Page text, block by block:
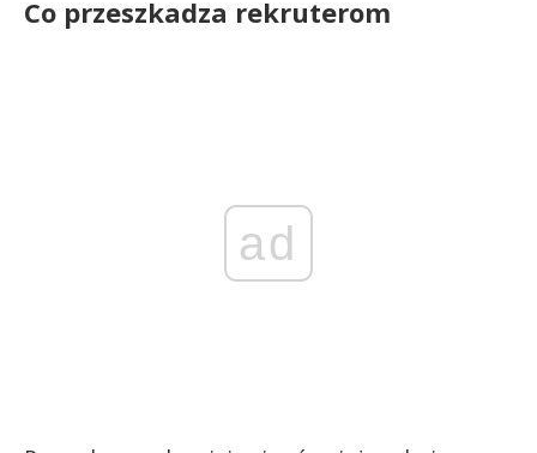
Co przeszkadza rekruterom
ad